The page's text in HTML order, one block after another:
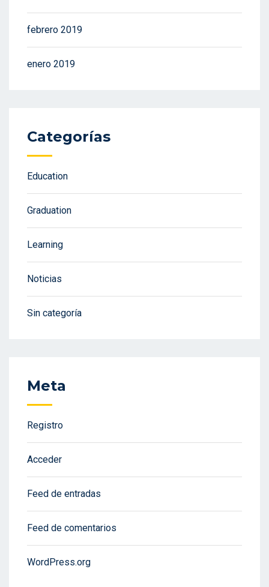
febrero 2019
enero 2019
Categorías
Education
Graduation
Learning
Noticias
Sin categoría
Meta
Registro
Acceder
Feed de entradas
Feed de comentarios
WordPress.org